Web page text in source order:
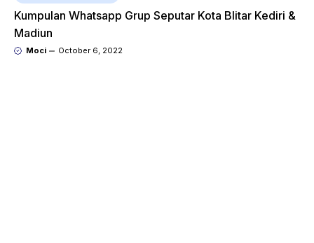
Kumpulan Whatsapp Grup Seputar Kota Blitar Kediri &
Madiun
Moci October 6, 2022